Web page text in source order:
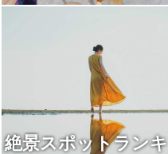
絶景スポットランキ